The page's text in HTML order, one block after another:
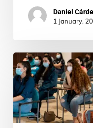
Daniel
1 January,
La
formación
personal
como
una